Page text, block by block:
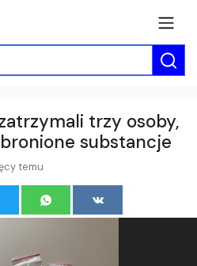
trzy osoby,
substancje
temu